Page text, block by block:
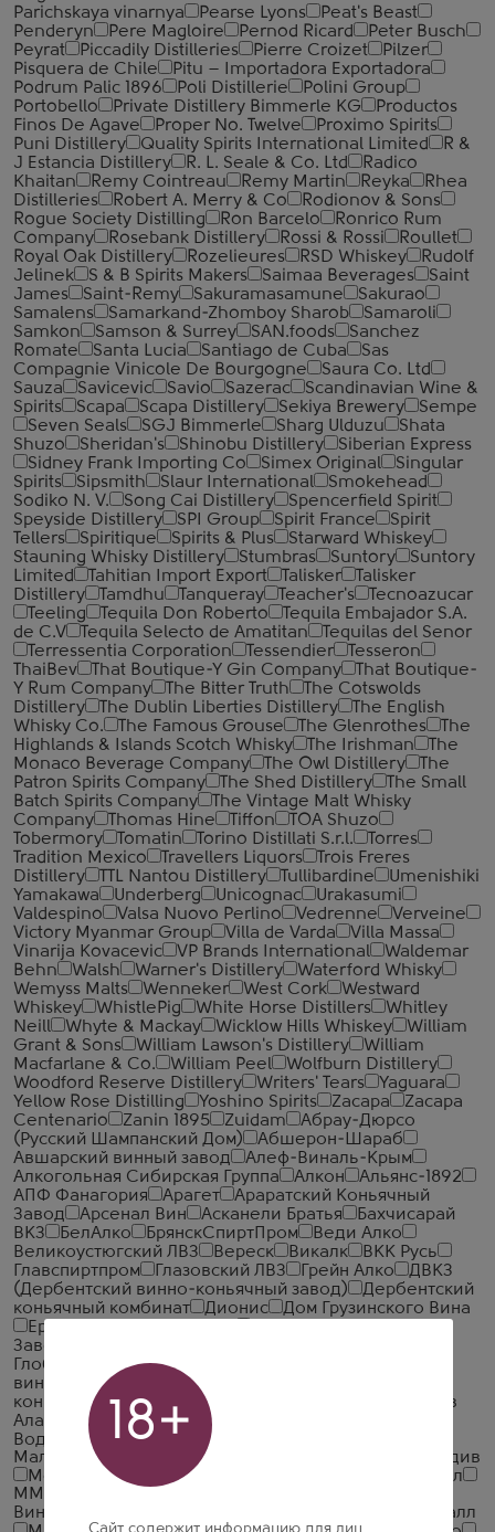
Parichskaya vinarnya
Pearse Lyons
Peat's Beast
Penderyn
Pere Magloire Pernod Ricard
Peter Busch
Peyrat
Piccadily Distilleries Pierre Croizet
Pilzer
Pisquera de Chile
Pitu – Importadora Exportadora
Podrum Palic 1896
Poli Distillerie
Polini Group
Portobello
Private Distillery Bimmerle KG
Productos
Finos De Agave
Proper No. Twelve
Proximo Spirits
Puni Distillery
Quality Spirits International Limited
R &
J Estancia Distillery
R. L. Seale & Co. Ltd
Radico
Khaitan
Remy Cointreau Remy Martin Reyka
Rhea
Distilleries
Robert A. Merry & Co
Rodionov & Sons
Rogue Society Distilling
Ron Barcelo
Ronrico Rum
Company
Rosebank Distillery Rossi & Rossi
Roullet
Royal Oak Distillery
Rozelieures RSD Whiskey
Rudolf
Jelinek
S & B Spirits Makers Saimaa Beverages
Saint
James
Saint-Remy Sakuramasamune
Sakurao
Samalens
Samarkand-Zhomboy Sharob
Samaroli
Samkon
Samson & Surrey SAN.foods
Sanchez
Romate
Santa Lucia Santiago de Cuba
Sas
Compagnie Vinicole De Bourgogne
Saura Co. Ltd
Sauza
Savicevic Savio Sazerac
Scandinavian Wine &
Spirits
Scapa Scapa Distillery Sekiya Brewery
Sempe
Seven Seals
SGJ Bimmerle Sharg Ulduzu
Shata
Shuzo
Sheridan's Shinobu Distillery
Siberian Express
Sidney Frank Importing Co
Simex Original
Singular
Spirits
Sipsmith Slaur International
Smokehead
Sodiko N. V.
Song Cai Distillery
Spencerfield Spirit
Speyside Distillery
SPI Group Spirit France
Spirit
Tellers
Spiritique Spirits & Plus
Starward Whiskey
Stauning Whisky Distillery
Stumbras Suntory
Suntory
Limited
Tahitian Import Export Talisker
Talisker
Distillery
Tamdhu Tanqueray Teacher's
Tecnoazucar
Teeling
Tequila Don Roberto
Tequila Embajador S.A.
de C.V
Tequila Selecto de Amatitan
Tequilas del Senor
Terressentia Corporation
Tessendier
Tesseron
ThaiBev
That Boutique-Y Gin Company
That Boutique-
Y Rum Company
The Bitter Truth
The Cotswolds
Distillery
The Dublin Liberties Distillery
The English
Whisky Co.
The Famous Grouse The Glenrothes
The
Highlands & Islands Scotch Whisky
The Irishman
The
Monaco Beverage Company
The Owl Distillery
The
Patron Spirits Company
The Shed Distillery
The Small
Batch Spirits Company
The Vintage Malt Whisky
Company
Thomas Hine Tiffon
TOA Shuzo
Tobermory
Tomatin Torino Distillati S.r.l.
Torres
Tradition Mexico
Travellers Liquors
Trois Freres
Distillery
TTL Nantou Distillery Tullibardine
Umenishiki
Yamakawa
Underberg Unicognac
Urakasumi
Valdespino
Valsa Nuovo Perlino Vedrenne
Verveine
Victory Myanmar Group
Villa de Varda
Villa Massa
Vinarija Kovacevic
VP Brands International
Waldemar
Behn
Walsh Warner's Distillery
Waterford Whisky
Wemyss Malts
Wenneker West Cork
Westward
Whiskey
WhistlePig White Horse Distillers
Whitley
Neill
Whyte & Mackay Wicklow Hills Whiskey
William
Grant & Sons
William Lawson's Distillery
William
Macfarlane & Co.
William Peel
Wolfburn Distillery
Woodford Reserve Distillery
Writers' Tears
Yaguara
Yellow Rose Distilling
Yoshino Spirits Zacapa
Zacapa
Centenario
Zanin 1895 Zuidam
Абрау-Дюрсо
(Русский Шампанский Дом)
Абшерон-Шараб
Авшарский винный завод
Алеф-Виналь-Крым
Алкогольная Сибирская Группа
Алкон
Альянс-1892
АПФ Фанагория
Арагет
Араратский Коньячный
Завод
Арсенал Вин Асканели Братья
Бахчисарай
ВКЗ
БелАлко БрянскСпиртПром
Веди Алко
Великоустюгский ЛВЗ
Вереск Викалк
ВКК Русь
Главспиртпром
Глазовский ЛВЗ Грейн Алко
ДВКЗ
(Дербентский винно-коньячный завод)
Дербентский
коньячный комбинат
Дионис
Дом Грузинского Вина
Ерасхский винный завод
Завод
Глобал
Калужский Кристалл
винно-коньячный завод)
коньячный завод
Компания Алкогольных Напитков
Алаверди
Кристалл-Лефортово ГК
Водочная Компания
ЛВЗ Московский
Малиновщизненский Спиртоводочный Завод Аквадив
Мердзаванский коньячный завод
Минск Кристалл
ММВЗ (Московский Межреспубликанский
Винодельческий Завод)
Московский завод Кристалл
18+
Сайт содержит информацию для лиц